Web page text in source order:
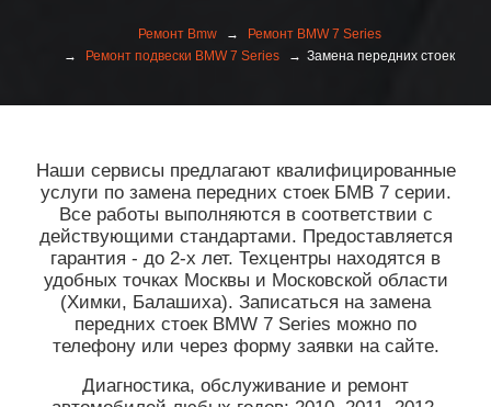
Ремонт Bmw
Ремонт BMW 7 Series
Ремонт подвески BMW 7 Series
Замена передних стоек
Наши сервисы предлагают квалифицированные
услуги по замена передних стоек БМВ 7 серии.
Все работы выполняются в соответствии с
действующими стандартами. Предоставляется
гарантия - до 2-х лет. Техцентры находятся в
удобных точках Москвы и Московской области
(Химки, Балашиха). Записаться на замена
передних стоек BMW 7 Series можно по
телефону или через форму заявки на сайте.
Диагностика, обслуживание и ремонт